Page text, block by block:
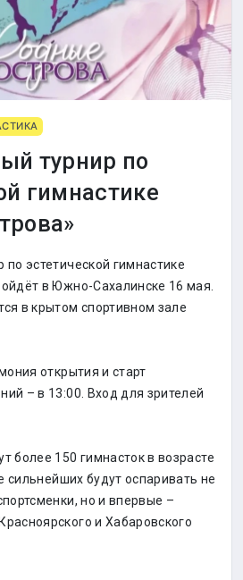
турнир по
гимнастике
по эстетической гимнастике
в Южно-Сахалинске 16 мая.
в крытом спортивном зале
открытия и старт
– в 13:00. Вход для зрителей
более 150 гимнасток в возрасте
сильнейших будут оспаривать не
но и впервые –
и Хабаровского